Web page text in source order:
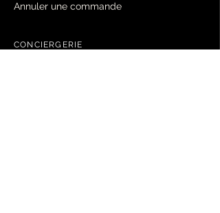
Annuler une commande
CONCIERGERIE